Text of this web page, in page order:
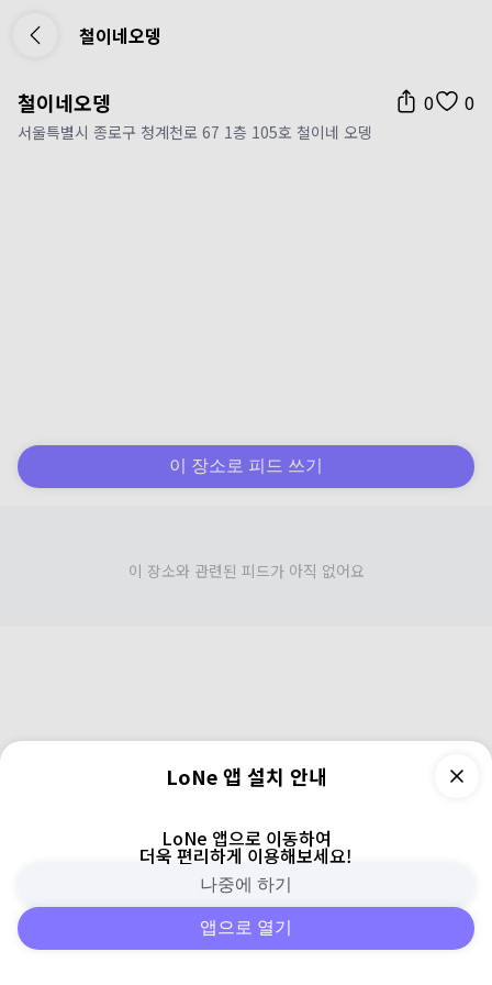
철이네오뎅
철이네오뎅 0 0
서울특별시 종로구 청계천로 67 1층 105호 철이네 오뎅
이 장소로 피드 쓰기
이 장소와 관련된 피드가 아직 없어요
피드 주변 검색 로그인
LoNe 앱 설치 안내
LoNe 앱으로 이동하여
더욱 편리하게 이용해보세요!
나중에 하기
앱으로 열기